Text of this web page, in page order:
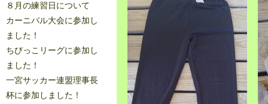
８月の練習日について
カーニバル大会に参加し
ました！
ちびっこリーグに参加し
ました！
一宮サッカー連盟理事長
杯に参加しました！